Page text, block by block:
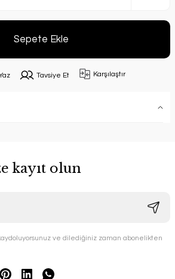
Sepete Ekle
Tavsiye Et Karşılaştır
kayıt olun
ve dilediğiniz zaman abonelikten